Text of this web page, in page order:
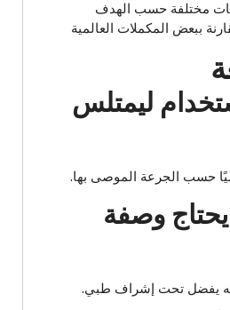
مختلفة حسب الهدف
ببعض المكملات العالمية
ليمتلس
حسب الجرعة الموصى بها.
وصفة
يفضل تحت إشراف طبي.